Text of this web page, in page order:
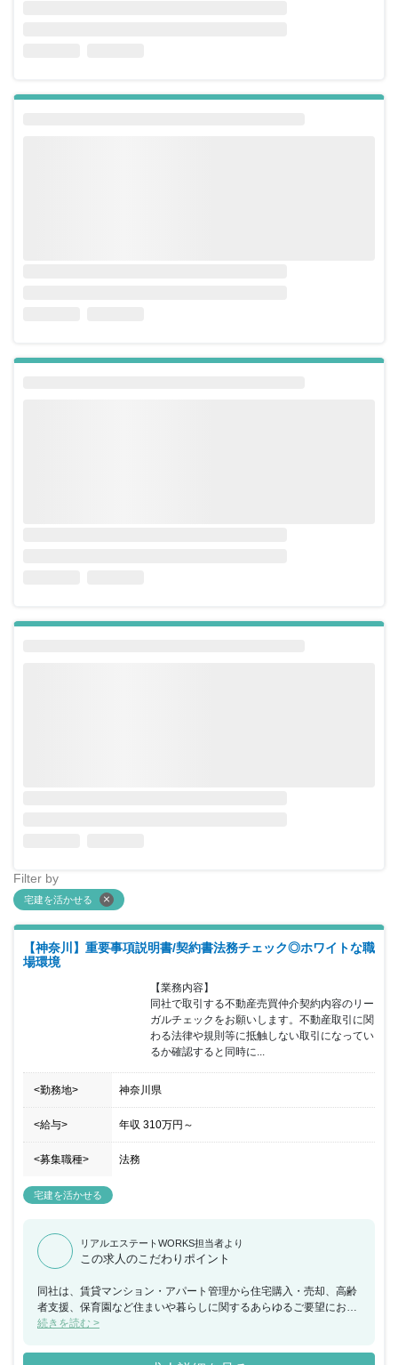
Filter by
宅建を活かせる
【神奈川】重要事項説明書/契約書法務チェック◎ホワイトな職
場環境
【業務内容】
同社で取引する不動産売買仲介契約内容のリー
ガルチェックをお願いします。不動産取引に関
わる法律や規則等に抵触しない取引になってい
るか確認すると同時に...
<勤務地> 神奈川県
<給与> 年収 310万円 ～
<募集職種> 法務
宅建を活かせる
リアルエステートWORKS担当者より
この求人のこだわりポイント
同社は、賃貸マンション・アパート管理から住宅購入・売却、高齢
者支援、保育園など住まいや暮らしに関するあらゆるご要望にお応
えしています。今回の募集では、不動産売買仲介の重要事項説明
す。長く安定して働きたい方や、専門性を生かしてお客様の期待に
続きを読む >